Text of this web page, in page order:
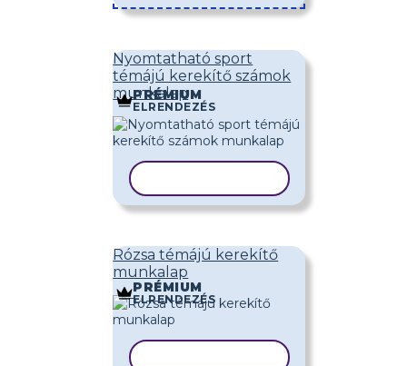
Nyomtatható sport
témájú kerekítő számok
munkalap
PRÉMIUM
ELRENDEZÉS
Rózsa témájú kerekítő
munkalap
PRÉMIUM
ELRENDEZÉS